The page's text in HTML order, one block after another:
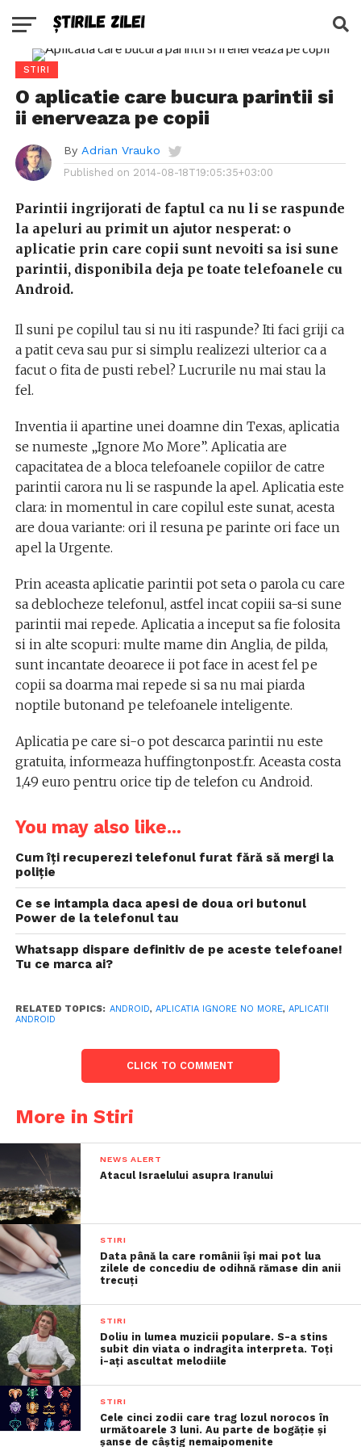
STIRI
O aplicatie care bucura parintii si
ii enerveaza pe copii
By Adrian Vrauko
Published on 2014-08-18T19:05:35+03:00
Parintii ingrijorati de faptul ca nu li se raspunde
la apeluri au primit un ajutor nesperat: o
aplicatie prin care copii sunt nevoiti sa isi sune
parintii, disponibila deja pe toate telefoanele cu
Android.
Il suni pe copilul tau si nu iti raspunde? Iti faci griji ca
a patit ceva sau pur si simplu realizezi ulterior ca a
facut o fita de pusti rebel? Lucrurile nu mai stau la
fel.
Inventia ii apartine unei doamne din Texas, aplicatia
se numeste „Ignore Mo More”. Aplicatia are
capacitatea de a bloca telefoanele copiilor de catre
parintii carora nu li se raspunde la apel. Aplicatia este
clara: in momentul in care copilul este sunat, acesta
are doua variante: ori il resuna pe parinte ori face un
apel la Urgente.
Prin aceasta aplicatie parintii pot seta o parola cu care
sa deblocheze telefonul, astfel incat copiii sa-si sune
parintii mai repede. Aplicatia a inceput sa fie folosita
si in alte scopuri: multe mame din Anglia, de pilda,
sunt incantate deoarece ii pot face in acest fel pe
copii sa doarma mai repede si sa nu mai piarda
noptile butonand pe telefoanele inteligente.
Aplicatia pe care si-o pot descarca parintii nu este
gratuita, informeaza huffingtonpost.fr. Aceasta costa
1,49 euro pentru orice tip de telefon cu Android.
You may also like...
Cum îți recuperezi telefonul furat fără să mergi la
poliție
Ce se intampla daca apesi de doua ori butonul
Power de la telefonul tau
Whatsapp dispare definitiv de pe aceste telefoane!
Tu ce marca ai?
RELATED TOPICS: ANDROID, APLICATIA IGNORE NO MORE, APLICATII
ANDROID
CLICK TO COMMENT
More in Stiri
NEWS ALERT
Atacul Israelului asupra Iranului
STIRI
Data până la care românii îşi mai pot lua
zilele de concediu de odihnă rămase din anii
trecuţi
STIRI
Doliu in lumea muzicii populare. S-a stins
subit din viata o indragita interpreta. Toți
i-ați ascultat melodiile
STIRI
Cele cinci zodii care trag lozul norocos în
următoarele 3 luni. Au parte de bogăție și
șanse de câștig nemaipomenite